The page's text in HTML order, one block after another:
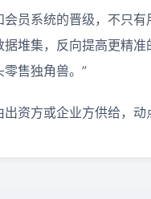
会员系统的晋级，不只
据堆集，反向提高更精
售独角兽。”
资方或企业方供给，动